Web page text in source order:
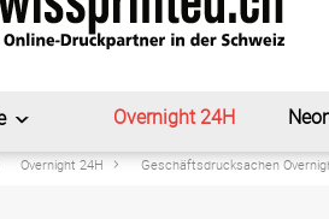
Overnight 24H
Overnight 24H Geschäftsdrucksachen